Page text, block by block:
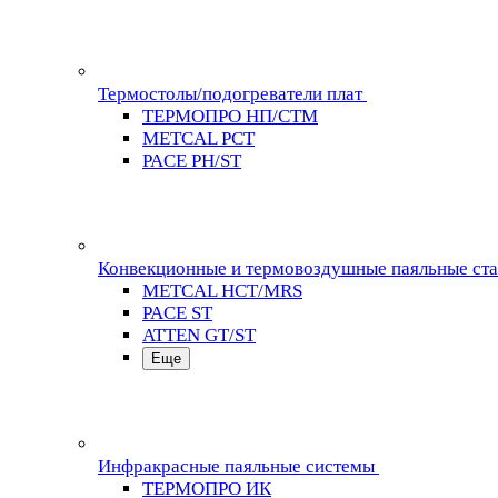
Термостолы/подогреватели плат
ТЕРМОПРО НП/СТМ
METCAL PCT
PACE PH/ST
Конвекционные и термовоздушные паяльные
METCAL HCT/MRS
PACE ST
ATTEN GT/ST
Еще
Инфракрасные паяльные системы
ТЕРМОПРО ИК